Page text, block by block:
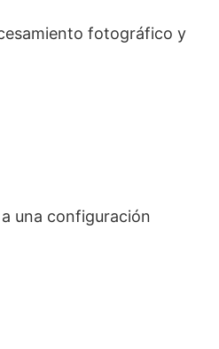
fotográfico y
una configuración